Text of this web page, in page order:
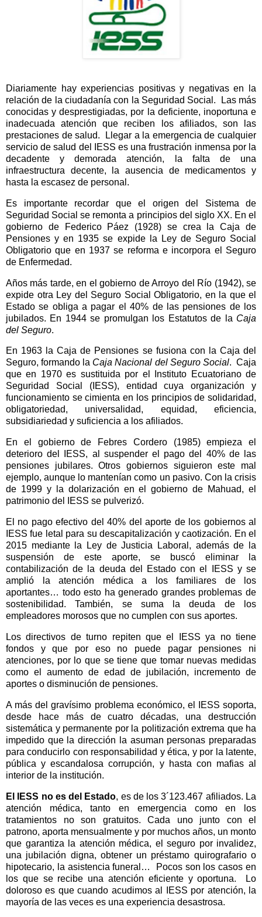
Diariamente hay experiencias positivas y negativas en la
relación de la ciudadanía con la Seguridad Social.
Las más
conocidas y desprestigiadas, por la deficiente, inoportuna e
inadecuada atención que reciben los afiliados, son las
prestaciones de salud.
Llegar a la emergencia de cualquier
servicio de salud del IESS es una frustración inmensa por la
decadente y demorada atención, la falta de una
infraestructura decente, la ausencia de medicamentos y
hasta la escasez de personal.
Es importante recordar que el origen del Sistema de
Seguridad Social se remonta a principios del siglo XX. En el
gobierno de Federico Páez (1928) se crea la Caja de
Pensiones y en 1935 se expide la Ley de Seguro Social
Obligatorio que en 1937 se reforma e incorpora el Seguro
de Enfermedad.
Años más tarde, en el gobierno de Arroyo del Río (1942), se
expide otra Ley del Seguro Social Obligatorio, en la que el
Estado se obliga a pagar el 40% de las pensiones de los
jubilados. En 1944 se promulgan los Estatutos de la Caja
del Seguro.
En 1963 la Caja de Pensiones se fusiona con la Caja del
Seguro, formando la Caja Nacional del Seguro Social. Caja
que en 1970 es sustituida por el Instituto Ecuatoriano de
Seguridad Social (IESS), entidad cuya organización y
funcionamiento se cimienta en los principios de solidaridad,
obligatoriedad, universalidad, equidad, eficiencia,
subsidiariedad y suficiencia a los afiliados.
En el gobierno de Febres Cordero (1985) empieza el
deterioro del IESS, al suspender el pago del 40% de las
pensiones jubilares. Otros gobiernos siguieron este mal
ejemplo, aunque lo mantenían como un pasivo. Con la crisis
de 1999 y la dolarización en el gobierno de Mahuad, el
patrimonio del IESS se pulverizó.
El no pago efectivo del 40% del aporte de los gobiernos al
IESS fue letal para su descapitalización y caotización. En el
2015 mediante la Ley de Justicia Laboral, además de la
suspensión de este aporte, se buscó eliminar la
contabilización de la deuda del Estado con el IESS y se
amplió la atención médica a los familiares de los
aportantes… todo esto ha generado grandes problemas de
sostenibilidad. También, se suma la deuda de los
empleadores morosos que no cumplen con sus aportes.
Los directivos de turno repiten que el IESS ya no tiene
fondos y que por eso no puede pagar pensiones ni
atenciones, por lo que se tiene que tomar nuevas medidas
como el aumento de edad de jubilación, incremento de
aportes o disminución de pensiones.
A más del gravísimo problema económico, el IESS soporta,
desde hace más de cuatro décadas, una destrucción
sistemática y permanente por la politización extrema que ha
impedido que la dirección la asuman personas preparadas
para conducirlo con responsabilidad y ética, y por la latente,
pública y escandalosa corrupción, y hasta con mafias al
interior de la institución.
El IESS no es del Estado, es de los 3´123.467 afiliados. La
atención médica, tanto en emergencia como en los
tratamientos no son gratuitos. Cada uno junto con el
patrono, aporta mensualmente y por muchos años, un monto
que garantiza la atención médica, el seguro por invalidez,
una jubilación digna, obtener un préstamo quirografario o
hipotecario, la asistencia funeral…
Pocos son los casos en
los que se recibe una atención eficiente y oportuna.
Lo
doloroso es que cuando acudimos al IESS por atención, la
mayoría de las veces es una experiencia desastrosa.